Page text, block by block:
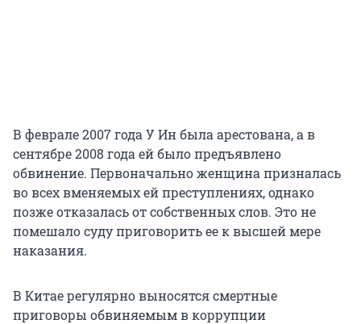
В феврале 2007 года У Ин была арестована, а в
сентябре 2008 года ей было предъявлено
обвинение. Первоначально женщина призналась
во всех вменяемых ей преступлениях, однако
позже отказалась от собственных слов. Это не
помешало суду приговорить ее к высшей мере
наказания.
В Китае регулярно выносятся смертные
приговоры обвиняемым в коррупции